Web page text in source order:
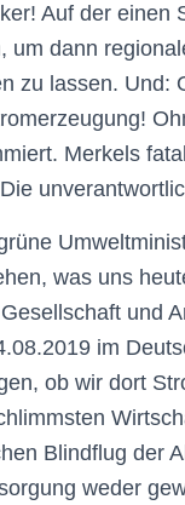
Auf der einen
um dann
zu lassen. Und:
Merkels
was uns
und
im
ob wir dort
Blindflug der
weder